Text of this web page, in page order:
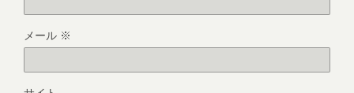
メール ※